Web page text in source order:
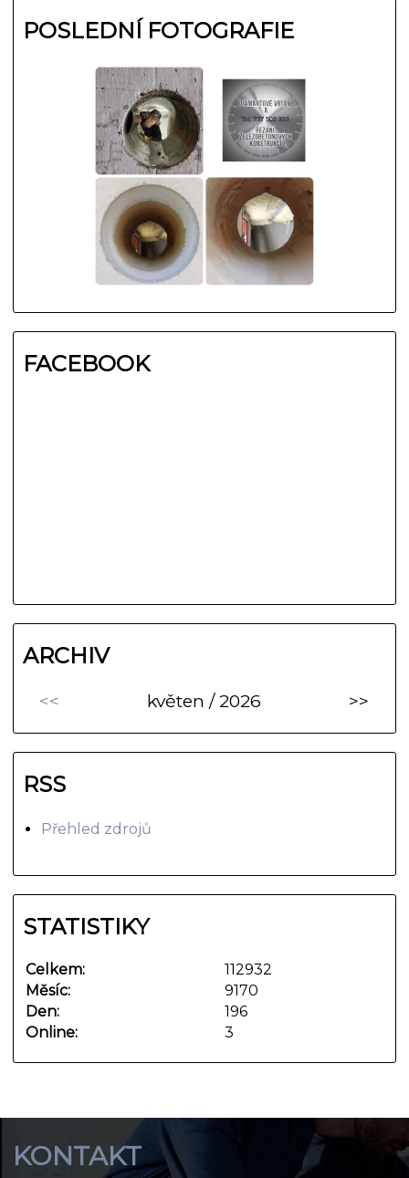
POSLEDNÍ FOTOGRAFIE
FACEBOOK
ARCHIV
<< květen / 2026 >>
RSS
Přehled zdrojů
STATISTIKY
Online: 3
Celkem:
112932
Měsíc:
9170
Den:
196
KONTAKT